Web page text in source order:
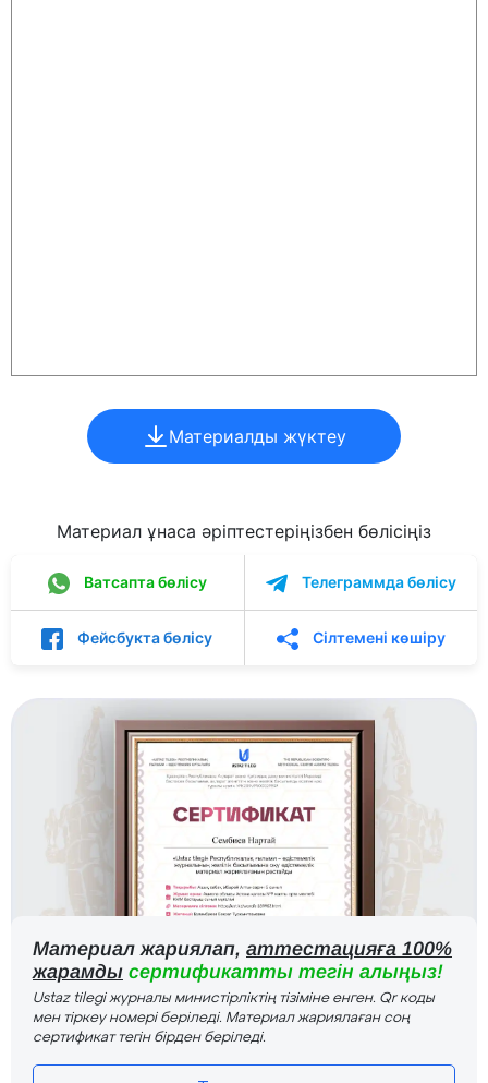
Материалды жүктеу
Материал ұнаса әріптестеріңізбен бөлісіңіз
Ватсапта бөлісу Телеграммда бөлісу
Фейсбукта бөлісу Сілтемені көшіру
Материал жариялап, аттестацияға 100%
жарамды сертификатты тегін алыңыз!
Ustaz tilegi журналы министірліктің тізіміне енген. Qr коды
мен тіркеу номері беріледі. Материал жариялаған соң
сертификат тегін бірден беріледі.